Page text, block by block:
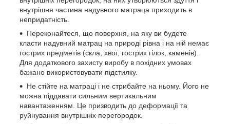
внутрішня частина надувного матраца приходить в
непридатність.
Переконайтеся, що поверхня, на яку ви будете
класти надувний матрац на природі рівна і на ній немає
гострих предметів (скла, хвої, гострих гілок, каменів).
Для додаткового захисту виробу в похідних умовах
бажано використовувати підстилку.
Не стійте на матраці і не стрибайте на ньому. Його не
можна піддавати сильним вертикальним
навантаженням. Це призводить до деформації та
руйнування внутрішніх перегородок.